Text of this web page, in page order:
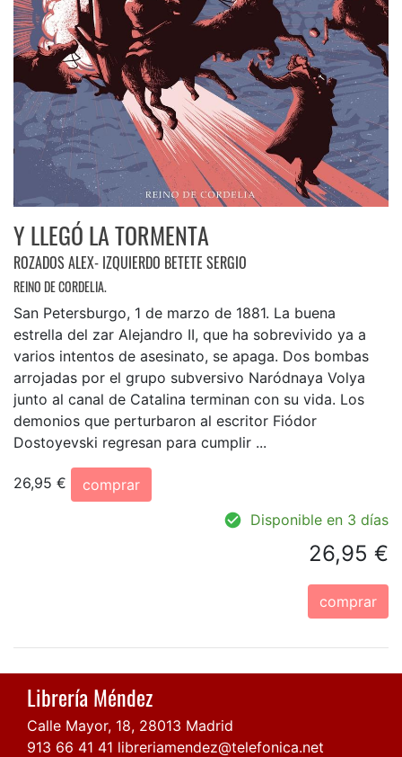
Y LLEGÓ LA TORMENTA
ROZADOS ALEX- IZQUIERDO BETETE SERGIO
REINO DE CORDELIA.
San Petersburgo, 1 de marzo de 1881. La buena
estrella del zar Alejandro II, que ha sobrevivido ya a
varios intentos de asesinato, se apaga. Dos bombas
arrojadas por el grupo subversivo Naródnaya Volya
junto al canal de Catalina terminan con su vida. Los
demonios que perturbaron al escritor Fiódor
Dostoyevski regresan para cumplir ...
26,95 €
comprar
Disponible en 3 días
26,95 €
comprar
Librería Méndez
Calle Mayor, 18, 28013 Madrid
913 66 41 41 libreriamendez@telefonica.net